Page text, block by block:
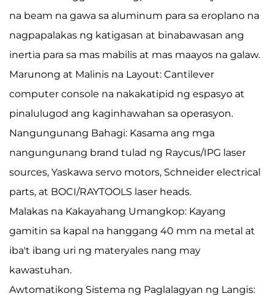
na beam na gawa sa aluminum para sa eroplano na
nagpapalakas ng katigasan at binabawasan ang
inertia para sa mas mabilis at mas maayos na galaw.
Marunong at Malinis na Layout: Cantilever
computer console na nakakatipid ng espasyo at
pinalulugod ang kaginhawahan sa operasyon.
Nangungunang Bahagi: Kasama ang mga
nangungunang brand tulad ng Raycus/IPG laser
sources, Yaskawa servo motors, Schneider electrical
parts, at BOCI/RAYTOOLS laser heads.
Malakas na Kakayahang Umangkop: Kayang
gamitin sa kapal na hanggang 40 mm na metal at
iba't ibang uri ng materyales nang may
kawastuhan.
Awtomatikong Sistema ng Paglalagyan ng Langis: